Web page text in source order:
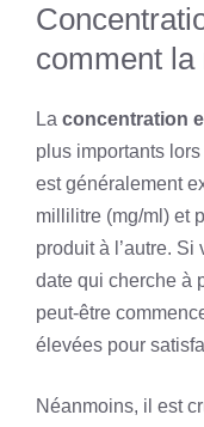
comment la
La concentration
plus importants
est généralement
millilitre (mg/ml) et
produit à l’autre.
date qui cherche à
peut-être
élevées pour
Néanmoins, il est